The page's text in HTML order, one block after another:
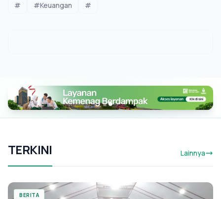
# #Keuangan #
TERKINI Lainnya
BERITA